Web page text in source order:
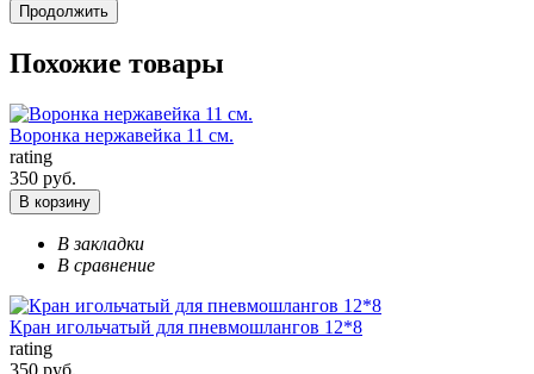
Продолжить
Похожие товары
Воронка нержавейка 11 см.
rating
350 руб.
В корзину
В закладки
В сравнение
Кран игольчатый для пневмошлангов 12*8
rating